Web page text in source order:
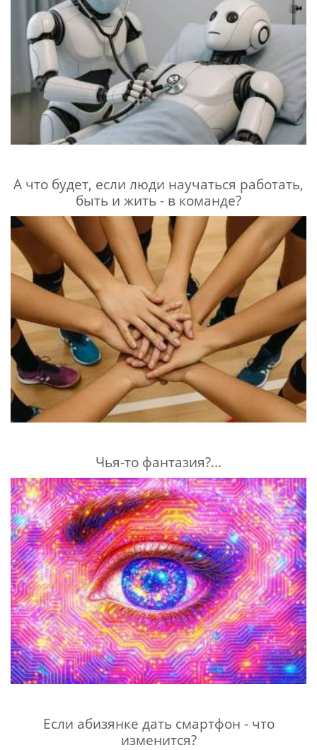
А что будет, если люди научаться работать,
быть и жить - в команде?
Чья-то фантазия?...
Если абизянке дать смартфон - что
изменится?